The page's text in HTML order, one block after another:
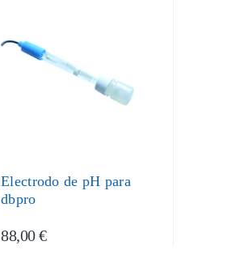
Electrodo de pH para
dbpro
88,00 €